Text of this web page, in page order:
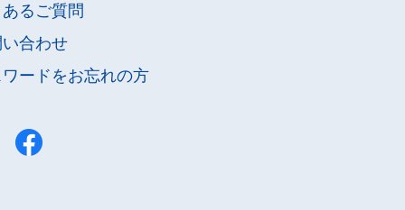
るご質問
合わせ
ードをお忘れの方